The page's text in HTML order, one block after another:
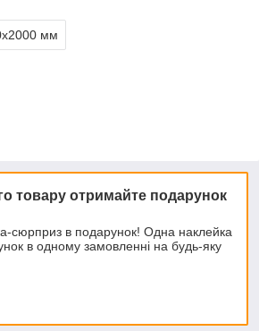
мм
товару отримайте подарунок
сюрприз в подарунок! Одна наклейка
в одному замовленні на будь-яку